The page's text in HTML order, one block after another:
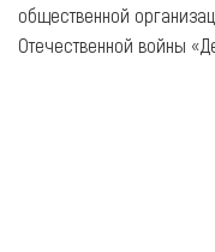
общественной
Отечественной войны